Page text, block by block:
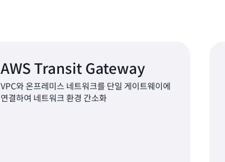
AWS Transit Gateway
VPC와 온프레미스 네트워크를 단일 게이트웨이에
연결하여 네트워크 환경 간소화